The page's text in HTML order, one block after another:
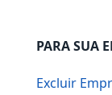
PARA SUA
Excluir